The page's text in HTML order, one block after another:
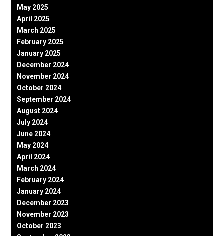
May 2025
April 2025
March 2025
February 2025
January 2025
December 2024
November 2024
October 2024
September 2024
August 2024
July 2024
June 2024
May 2024
April 2024
March 2024
February 2024
January 2024
December 2023
November 2023
October 2023